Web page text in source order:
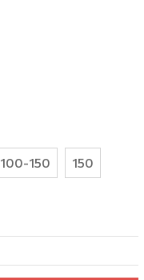
100-150 150